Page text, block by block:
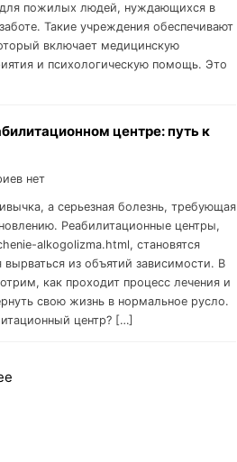
пожилых людей, нуждающихся в
Такие учреждения обеспечивают
включает медицинскую
и психологическую помощь. Это
центре: путь к
нет
а серьезная болезнь, требующая
Реабилитационные центры,
alkogolizma.html, становятся
из объятий зависимости. В
как проходит процесс лечения и
свою жизнь в нормальное русло.
центр? […]